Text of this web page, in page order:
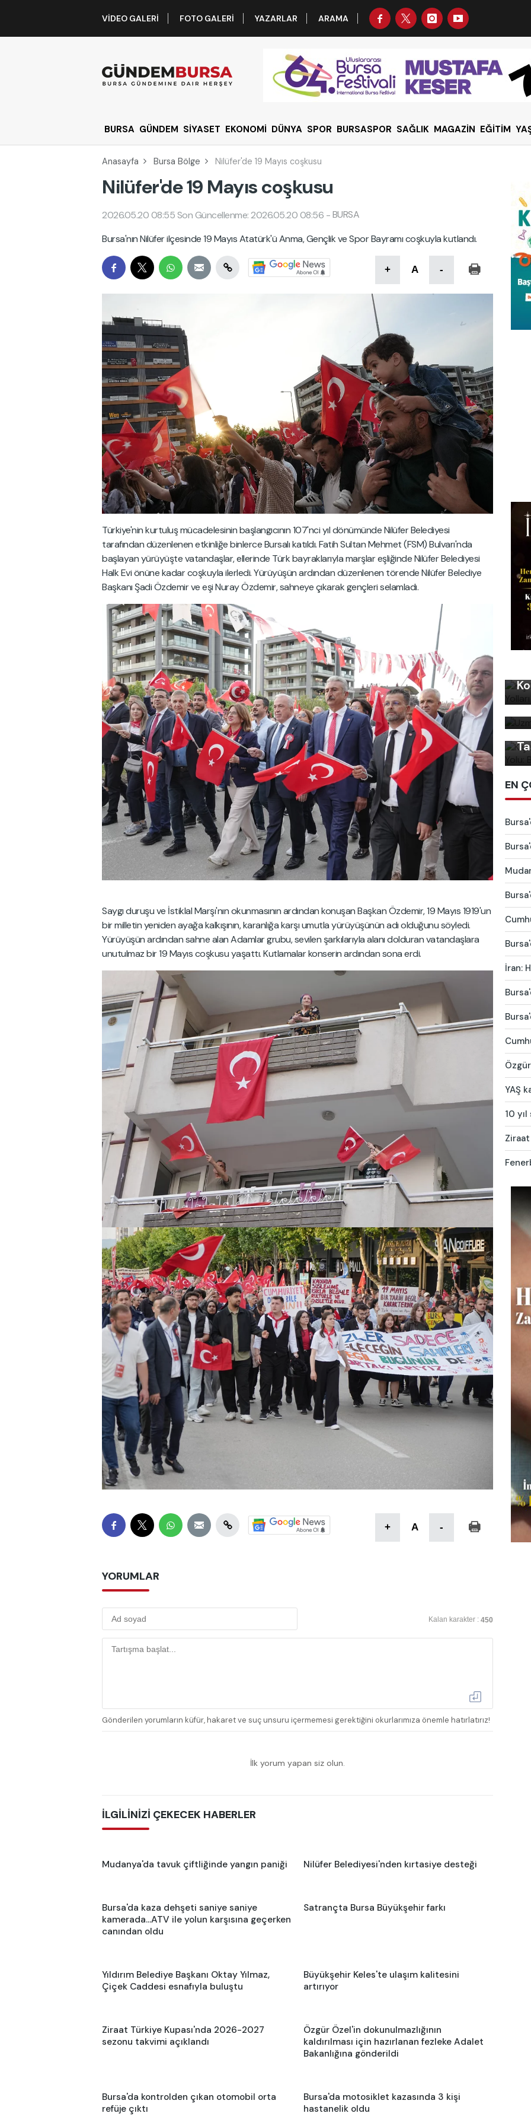
VIDEO GALERI FOTO GALERI YAZARLAR ARAMA
BURSA GÜNDEM SİYASET EKONOMİ DÜNYA SPOR BURSASPOR SAĞLIK MAGAZİN EĞİTİM
Anasayfa Bursa Bölge Nilüfer'de 19 Mayıs coşkusu
Nilüfer'de 19 Mayıs coşkusu
2026.05.20 08:55 Son Güncellenme: 2026.05.20 08:56 -BURSA
Bursa'nın Nilüfer ilçesinde 19 Mayıs Atatürk'ü Anma, Gençlik ve Spor Bayramı coşkuyla kutlandı.
+ A -
Türkiye'nin kurtuluş mücadelesinin başlangıcının 107'nci yıl dönümünde Nilüfer Belediyesi
tarafından düzenlenen etkinliğe binlerce Bursalı katıldı. Fatih Sultan Mehmet (FSM) Bulvarı'nda
başlayan yürüyüşte vatandaşlar, ellerinde Türk bayraklarıyla marşlar eşliğinde Nilüfer Belediyesi
Halk Evi önüne kadar coşkuyla ilerledi. Yürüyüşün ardından düzenlenen törende Nilüfer Belediye
Başkanı Şadi Özdemir ve eşi Nuray Özdemir, sahneye çıkarak gençleri selamladı.
Saygı duruşu ve İstiklal Marşı'nın okunmasının ardından konuşan Başkan Özdemir, 19 Mayıs 1919'un
bir milletin yeniden ayağa kalkışının, karanlığa karşı umutla yürüyüşünün adı olduğunu söyledi.
Yürüyüşün ardından sahne alan Adamlar grubu, sevilen şarkılarıyla alanı dolduran vatandaşlara
unutulmaz bir 19 Mayıs coşkusu yaşattı. Kutlamalar konserin ardından sona erdi.
+ A -
YORUMLAR
Kalan karakter : 450
Gönderilen yorumların küfür, hakaret ve suç unsuru içermemesi gerektiğini okurlarımıza önemle hatırlatırız!
İlk yorum yapan siz olun.
İLGİLİNİZİ ÇEKECEK HABERLER
Mudanya'da tavuk çiftliğinde yangın paniği Nilüfer Belediyesi'nden kırtasiye desteği
Bursa'da kaza dehşeti saniye saniye
kamerada...ATV ile yolun karşısına geçerken
canından oldu
Satrançta Bursa Büyükşehir farkı
Yıldırım Belediye Başkanı Oktay Yılmaz,
Çiçek Caddesi esnafıyla buluştu
Büyükşehir Keles'te ulaşım kalitesini
artırıyor
Ziraat Türkiye Kupası'nda 2026-2027
sezonu takvimi açıklandı
Özgür Özel'in dokunulmazlığının
kaldırılması için hazırlanan fezleke Adalet
Bakanlığına gönderildi
Bursa'da kontrolden çıkan otomobil orta
refüje çıktı
Bursa'da motosiklet kazasında 3 kişi
hastanelik oldu
EN
İran:
YAŞ
10